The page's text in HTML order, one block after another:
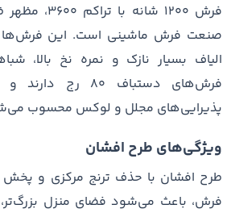
فرش ۱۲۰۰ شانه
صنعت فرش ماشینی است. این فرش‌ها
الیاف بسیار نازک و نمره نخ بالا،
فرش‌های دستباف ۸۰
پذیرایی‌های مجلل و لوکس محسوب
ویژگی‌های طرح افشان
طرح افشان با حذف ترنج مرکزی و
فرش، باعث می‌شود فضای منزل بزرگ‌تر،